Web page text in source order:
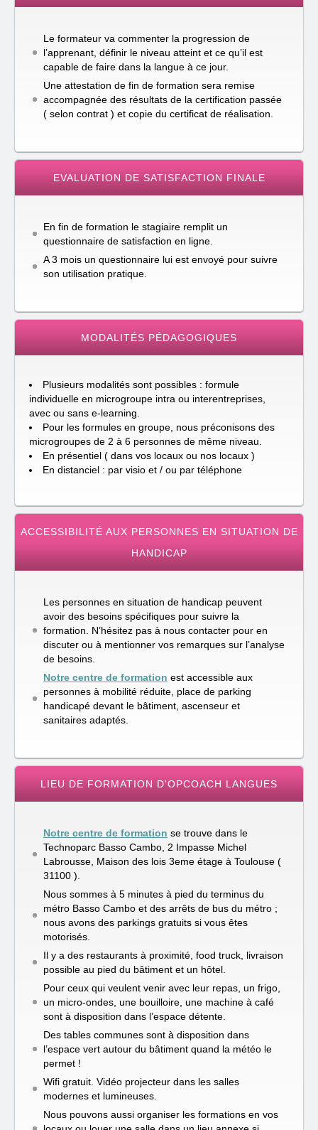
Le formateur va commenter la progression de
l’apprenant, définir le niveau atteint et ce qu’il est
capable de faire dans la langue à ce jour.
Une attestation de fin de formation sera remise
accompagnée des résultats de la certification passée
( selon contrat ) et copie du certificat de réalisation.
EVALUATION DE SATISFACTION FINALE
En fin de formation le stagiaire remplit un
questionnaire de satisfaction en ligne.
A 3 mois un questionnaire lui est envoyé pour suivre
son utilisation pratique.
MODALITÉS PÉDAGOGIQUES
Plusieurs modalités sont possibles : formule
individuelle en microgroupe intra ou interentreprises,
avec ou sans e-learning.
Pour les formules en groupe, nous préconisons des
microgroupes de 2 à 6 personnes de même niveau.
En présentiel ( dans vos locaux ou nos locaux )
En distanciel : par visio et / ou par téléphone
ACCESSIBILITÉ AUX PERSONNES EN SITUATION DE
HANDICAP
Les personnes en situation de handicap peuvent
avoir des besoins spécifiques pour suivre la
formation. N’hésitez pas à nous contacter pour en
discuter ou à mentionner vos remarques sur l’analyse
de besoins.
Notre centre de formation est accessible aux
personnes à mobilité réduite, place de parking
handicapé devant le bâtiment, ascenseur et
sanitaires adaptés.
LIEU DE FORMATION D'OPCOACH LANGUES
Notre centre de formation se trouve dans le
Technoparc Basso Cambo, 2 Impasse Michel
Labrousse, Maison des lois 3eme étage à Toulouse (
31100 ).
Nous sommes à 5 minutes à pied du terminus du
métro Basso Cambo et des arrêts de bus du métro ;
nous avons des parkings gratuits si vous êtes
motorisés.
Il y a des restaurants à proximité, food truck, livraison
possible au pied du bâtiment et un hôtel.
Pour ceux qui veulent venir avec leur repas, un frigo,
un micro-ondes, une bouilloire, une machine à café
sont à disposition dans l’espace détente.
Des tables communes sont à disposition dans
l’espace vert autour du bâtiment quand la météo le
permet !
Wifi gratuit. Vidéo projecteur dans les salles
modernes et lumineuses.
Nous pouvons aussi organiser les formations en vos